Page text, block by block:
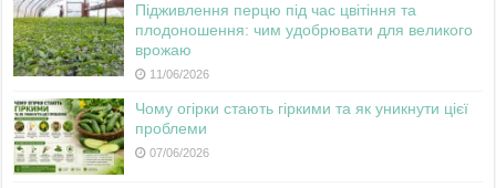
Підживлення перцю під час цвітіння та
плодоношення: чим удобрювати для великого
врожаю
11/06/2026
Чому огірки стають гіркими та як уникнути цієї
проблеми
07/06/2026